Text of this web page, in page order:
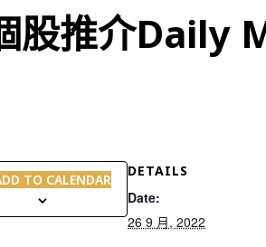
股推介
TO CALENDAR
DETAILS
Date:
26 9 月, 2022